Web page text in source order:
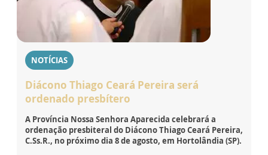
NOTÍCIAS
Diácono Thiago Ceará Pereira será
ordenado presbítero
A Província Nossa Senhora Aparecida celebrará a
ordenação presbiteral do Diácono Thiago Ceará Pereira,
C.Ss.R., no próximo dia 8 de agosto, em Hortolândia (SP).